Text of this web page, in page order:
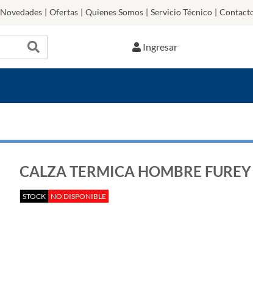
Novedades | Ofertas | Quienes Somos | Servicio Técnico |
Ingresar
CALZA TERMICA HOMBRE FUREY
STOCK NO DISPONIBLE